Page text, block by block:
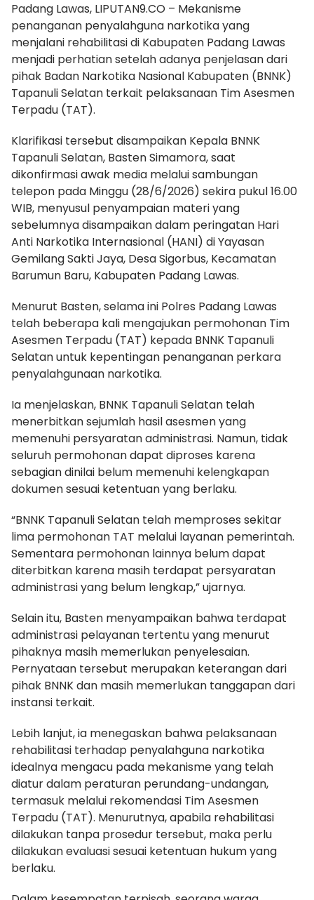
Padang Lawas, LIPUTAN9.CO – Mekanisme
penanganan penyalahguna narkotika yang
menjalani rehabilitasi di Kabupaten Padang Lawas
menjadi perhatian setelah adanya penjelasan dari
pihak Badan Narkotika Nasional Kabupaten (BNNK)
Tapanuli Selatan terkait pelaksanaan Tim Asesmen
Terpadu (TAT).
Klarifikasi tersebut disampaikan Kepala BNNK
Tapanuli Selatan, Basten Simamora, saat
dikonfirmasi awak media melalui sambungan
telepon pada Minggu (28/6/2026) sekira pukul 16.00
WIB, menyusul penyampaian materi yang
sebelumnya disampaikan dalam peringatan Hari
Anti Narkotika Internasional (HANI) di Yayasan
Gemilang Sakti Jaya, Desa Sigorbus, Kecamatan
Barumun Baru, Kabupaten Padang Lawas.
Menurut Basten, selama ini Polres Padang Lawas
telah beberapa kali mengajukan permohonan Tim
Asesmen Terpadu (TAT) kepada BNNK Tapanuli
Selatan untuk kepentingan penanganan perkara
penyalahgunaan narkotika.
Ia menjelaskan, BNNK Tapanuli Selatan telah
menerbitkan sejumlah hasil asesmen yang
memenuhi persyaratan administrasi. Namun, tidak
seluruh permohonan dapat diproses karena
sebagian dinilai belum memenuhi kelengkapan
dokumen sesuai ketentuan yang berlaku.
“BNNK Tapanuli Selatan telah memproses sekitar
lima permohonan TAT melalui layanan pemerintah.
Sementara permohonan lainnya belum dapat
diterbitkan karena masih terdapat persyaratan
administrasi yang belum lengkap,” ujarnya.
Selain itu, Basten menyampaikan bahwa terdapat
administrasi pelayanan tertentu yang menurut
pihaknya masih memerlukan penyelesaian.
Pernyataan tersebut merupakan keterangan dari
pihak BNNK dan masih memerlukan tanggapan dari
instansi terkait.
Lebih lanjut, ia menegaskan bahwa pelaksanaan
rehabilitasi terhadap penyalahguna narkotika
idealnya mengacu pada mekanisme yang telah
diatur dalam peraturan perundang-undangan,
termasuk melalui rekomendasi Tim Asesmen
Terpadu (TAT). Menurutnya, apabila rehabilitasi
dilakukan tanpa prosedur tersebut, maka perlu
dilakukan evaluasi sesuai ketentuan hukum yang
berlaku.